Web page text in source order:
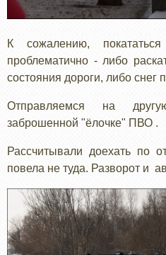
К сожалению,
проблематично - либо
состояния дороги, либо снег
Отправляемся на
заброшенной "ёлочке" ПВО .
Рассчитывали доехать по
повела не туда. Разворот и